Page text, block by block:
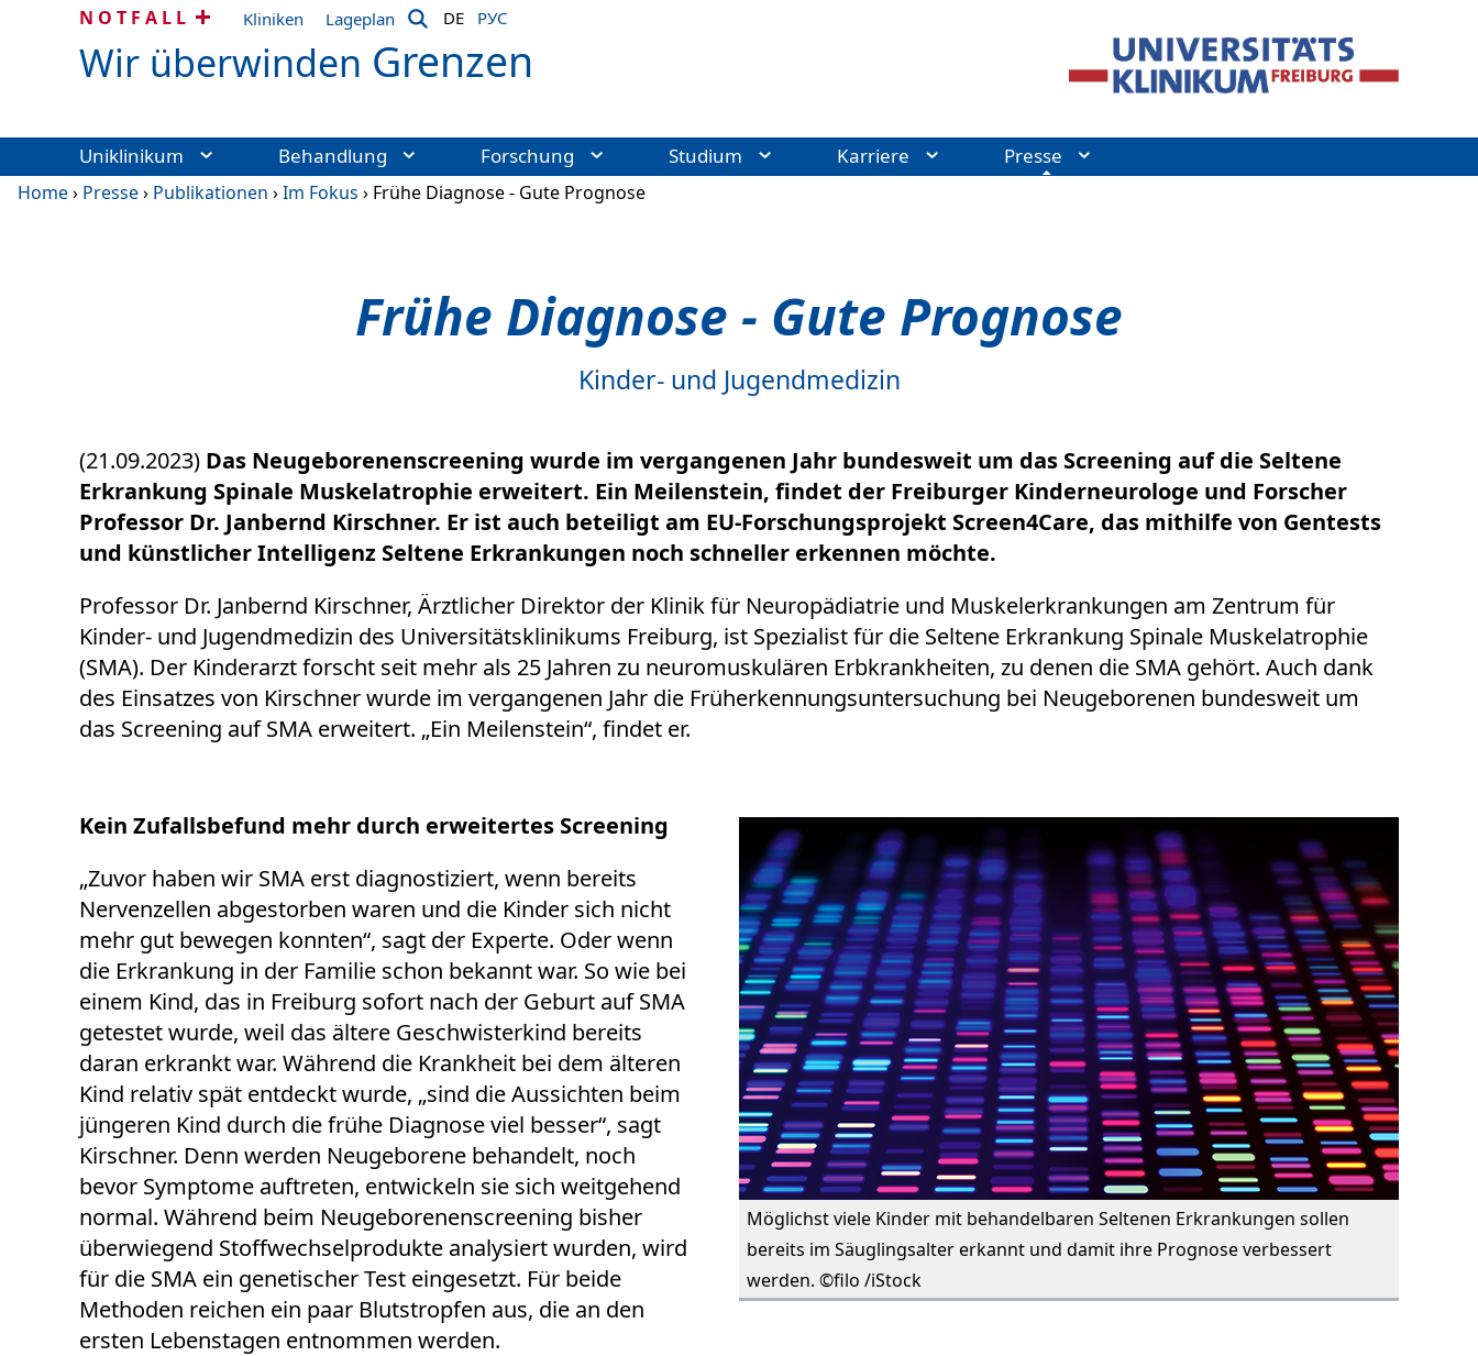
NOTFALL Kliniken Lageplan DE РУС
Wir überwinden Grenzen
Uniklinikum Behandlung Forschung Studium Karriere Presse
Home› Presse› Publikationen ›Im Fokus › Frühe Diagnose - Gute Prognose
Frühe Diagnose - Gute Prognose
Kinder- und Jugendmedizin
(21.09.2023) Das Neugeborenenscreening wurde im vergangenen Jahr bundesweit um das Screening auf die Seltene
Erkrankung Spinale Muskelatrophie erweitert. Ein Meilenstein, findet der Freiburger Kinderneurologe und Forscher
Professor Dr. Janbernd Kirschner. Er ist auch beteiligt am EU-Forschungsprojekt Screen4Care, das mithilfe von Gentests
und künstlicher Intelligenz Seltene Erkrankungen noch schneller erkennen möchte.
Professor Dr. Janbernd Kirschner, Ärztlicher Direktor der Klinik für Neuropädiatrie und Muskelerkrankungen am Zentrum für
Kinder- und Jugendmedizin des Universitätsklinikums Freiburg, ist Spezialist für die Seltene Erkrankung Spinale Muskelatrophie
(SMA). Der Kinderarzt forscht seit mehr als 25 Jahren zu neuromuskulären Erbkrankheiten, zu denen die SMA gehört. Auch dank
des Einsatzes von Kirschner wurde im vergangenen Jahr die Früherkennungsuntersuchung bei Neugeborenen bundesweit um
das Screening auf SMA erweitert. „Ein Meilenstein“, findet er.
Möglichst viele Kinder mit behandelbaren Seltenen Erkrankungen sollen
bereits im Säuglingsalter erkannt und damit ihre Prognose verbessert
werden. ©filo /iStock
Kein Zufallsbefund mehr durch erweitertes Screening
„Zuvor haben wir SMA erst diagnostiziert, wenn bereits
Nervenzellen abgestorben waren und die Kinder sich nicht
mehr gut bewegen konnten“, sagt der Experte. Oder wenn
die Erkrankung in der Familie schon bekannt war. So wie bei
einem Kind, das in Freiburg sofort nach der Geburt auf SMA
getestet wurde, weil das ältere Geschwisterkind bereits
daran erkrankt war. Während die Krankheit bei dem älteren
Kind relativ spät entdeckt wurde, „sind die Aussichten beim
jüngeren Kind durch die frühe Diagnose viel besser“, sagt
Kirschner. Denn werden Neugeborene behandelt, noch
bevor Symptome auftreten, entwickeln sie sich weitgehend
normal. Während beim Neugeborenenscreening bisher
überwiegend Stoffwechselprodukte analysiert wurden, wird
für die SMA ein genetischer Test eingesetzt. Für beide
Methoden reichen ein paar Blutstropfen aus, die an den
ersten Lebenstagen entnommen werden.